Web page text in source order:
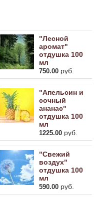
"Лесной
аромат"
отдушка 100
мл
750.00 руб.
"Апельсин и
сочный
ананас"
отдушка 100
мл
1225.00 руб.
"Свежий
воздух"
отдушка 100
мл
590.00 руб.